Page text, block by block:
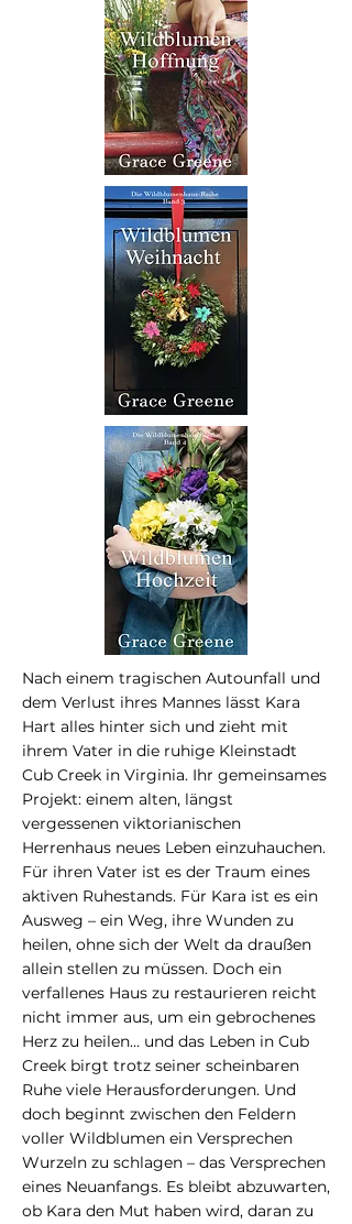
Nach einem tragischen Autounfall und
dem Verlust ihres Mannes lässt Kara
Hart alles hinter sich und zieht mit
ihrem Vater in die ruhige Kleinstadt
Cub Creek in Virginia. Ihr gemeinsames
Projekt: einem alten, längst
vergessenen viktorianischen
Herrenhaus neues Leben einzuhauchen.
Für ihren Vater ist es der Traum eines
aktiven Ruhestands. Für Kara ist es ein
Ausweg – ein Weg, ihre Wunden zu
heilen, ohne sich der Welt da draußen
allein stellen zu müssen. Doch ein
verfallenes Haus zu restaurieren reicht
nicht immer aus, um ein gebrochenes
Herz zu heilen… und das Leben in Cub
Creek birgt trotz seiner scheinbaren
Ruhe viele Herausforderungen. Und
doch beginnt zwischen den Feldern
voller Wildblumen ein Versprechen
Wurzeln zu schlagen – das Versprechen
eines Neuanfangs. Es bleibt abzuwarten,
ob Kara den Mut haben wird, daran zu